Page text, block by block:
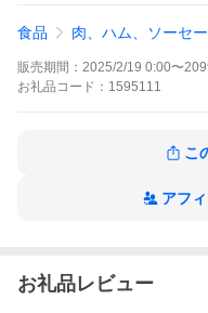
・焼肉専門店の味わい
・味付け済 サッと焼ける
・400gパックずつの小分け
◆ーーーーーーーーーーー
食べ比べ800g(400g×2)
◇ーーーーーーーーーーー
焼くだけ簡単で家族にも喜
ただけます。
食品 肉、ハム、ソーセ
販売期間： 2025/2/19 0:00〜
お礼品 コード： 1595111
こ
アフ
お礼品レビュー